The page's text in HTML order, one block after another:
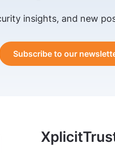
insights, and new
Subscribe to our